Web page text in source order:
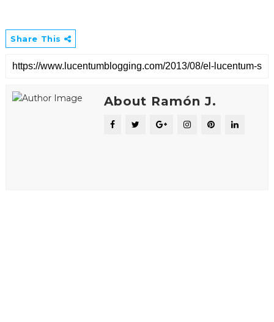
Share This
About Ramón J.